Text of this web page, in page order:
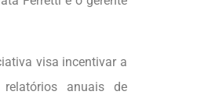
visa incentivar a
anuais de